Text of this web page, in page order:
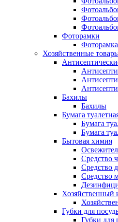
Фоторамки
Фоторамка
Хозяйственные
Бахилы
Бахилы
Бумага
Бумага
Бумага
Бытовая химия
Средство
Средство
Средство
Хозяйственный
Губки для
Губки для